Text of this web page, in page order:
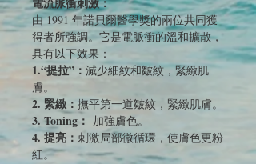
由 1991 年諾貝爾醫學獎的兩位共同獲
得者所強調。它是電脈衝的溫和擴散，
具有以下效果：
1.“提拉”： 減少細紋和皺紋，緊緻肌
膚。
2. 緊緻： 撫平第一道皺紋，緊緻肌膚。
3. Toning： 加強膚色。
4. 提亮： 刺激局部微循環，使膚色更粉
紅。